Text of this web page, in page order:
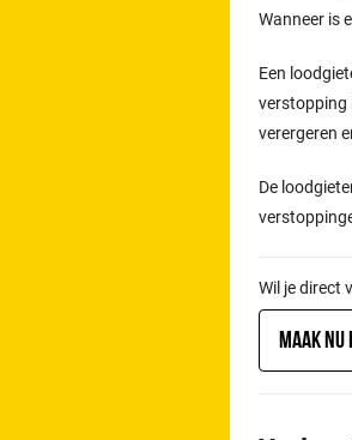
Wanneer is
Een
verstopping
verergeren
De
Wil je direct
Maak